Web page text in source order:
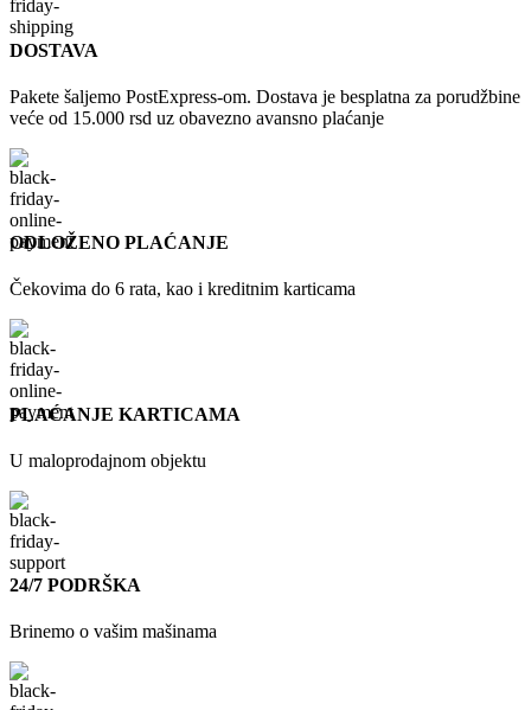
DOSTAVA
Pakete šaljemo PostExpress-om. Dostava je besplatna za porudžbine
veće od 15.000 rsd uz obavezno avansno plaćanje
ODLOŽENO PLAĆANJE
Čekovima do 6 rata, kao i kreditnim karticama
PLAĆANJE KARTICAMA
U maloprodajnom objektu
24/7 PODRŠKA
Brinemo o vašim mašinama